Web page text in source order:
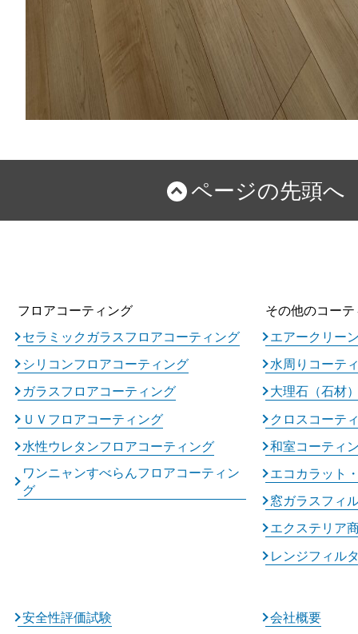
ページの先頭へ
フロアコーティング
セラミックガラスフロアコーティング
シリコンフロアコーティング
ガラスフロアコーティング
ＵＶフロアコーティング
水性ウレタンフロアコーティング
ワンニャンすべらんフロアコーティン
グ
その他のコー
エアークリー
水周りコーテ
大理石（石材
クロスコーテ
和室コーティ
エコカラット
窓ガラスフィ
エクステリア
レンジフィル
安全性評価試験 会社概要